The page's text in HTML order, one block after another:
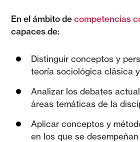
En el ámbito decompetencias
capaces de:
Distinguir conceptos y
teoría sociológica clásica
Analizar los debates
áreas temáticas de la
Aplicar conceptos y
en los que se